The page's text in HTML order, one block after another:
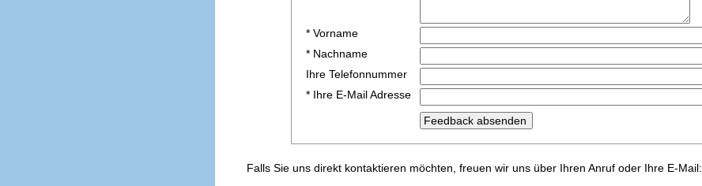
* Vorname
* Nachname
Ihre Telefonnummer
* Ihre E-Mail Adresse
Falls Sie uns direkt kontaktieren möchten, freuen wir uns über Ihren Anruf oder Ihre E-Mail: